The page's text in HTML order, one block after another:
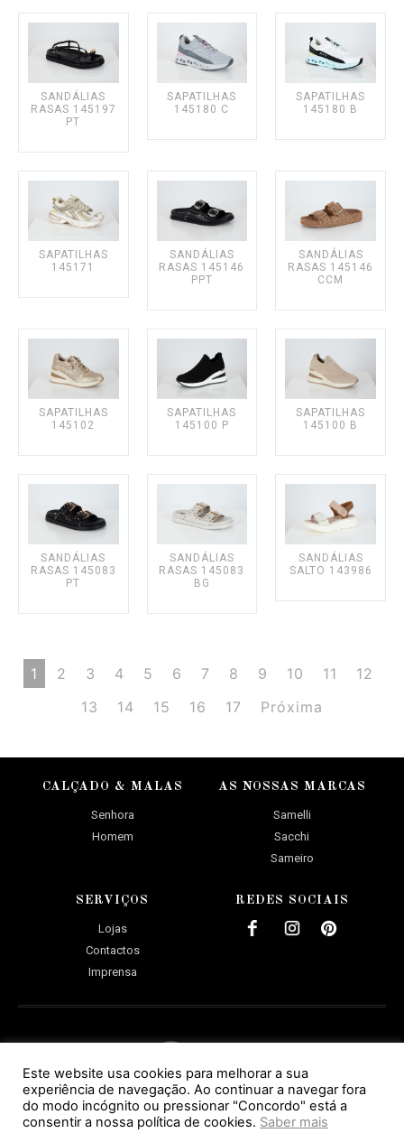
SANDÁLIAS
RASAS 145197
PT
SAPATILHAS
145180 C
SAPATILHAS
145180 B
SAPATILHAS
145171
SANDÁLIAS
RASAS 145146
PPT
SANDÁLIAS
RASAS 145146
CCM
SAPATILHAS
145102
SAPATILHAS
145100 P
SAPATILHAS
145100 B
SANDÁLIAS
RASAS 145083
PT
SANDÁLIAS
RASAS 145083
BG
SANDÁLIAS
SALTO 143986
1 2 3 4 5 6 7 8 9 10 11
12
13
14 15 16 17 Próxima
CALÇADO & MALAS
Senhora
Homem
AS NOSSAS MARCAS
Samelli
Sacchi
Sameiro
SERVIÇOS
Lojas
Contactos
Imprensa
REDES SOCIAIS
POLÍTICA DE PRIVACIDADE
Copyright© Calçado Sameiro 2026. Todos os direitos reservados.
Este website usa cookies para melhorar a sua
experiência de navegação. Ao continuar a navegar fora
do modo incógnito ou pressionar "Concordo" está a
consentir a nossa política de cookies. Saber mais